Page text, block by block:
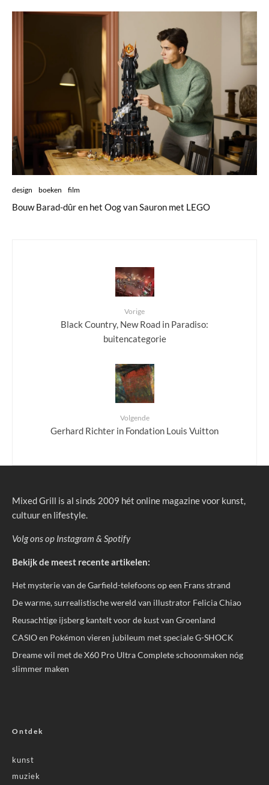
design boeken film
Bouw Barad-dûr en het Oog van Sauron met LEGO
Vorige
Black Country, New Road in Paradiso:
buitencategorie
Volgende
Gerhard Richter in Fondation Louis Vuitton
Mixed Grill is al sinds 2009 hét online magazine voor kunst,
cultuur en lifestyle.
Volg ons op Instagram & Spotify
Bekijk de meest recente artikelen:
Het mysterie van de Garfield-telefoons op een Frans strand
De warme, surrealistische wereld van illustrator Felicia Chiao
Reusachtige ijsberg kantelt voor de kust van Groenland
CASIO en Pokémon vieren jubileum met speciale G-SHOCK
Dreame wil met de X60 Pro Ultra Complete schoonmaken nóg
slimmer maken
Ontdek
kunst
muziek